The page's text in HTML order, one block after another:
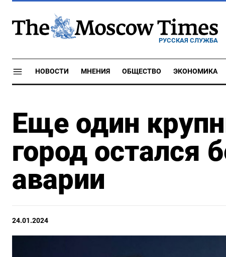
РУССКАЯ СЛУЖБА
НОВОСТИ МНЕНИЯ ОБЩЕСТВО ЭКОНОМИКА
Еще один
город остался
аварии
24.01.2024